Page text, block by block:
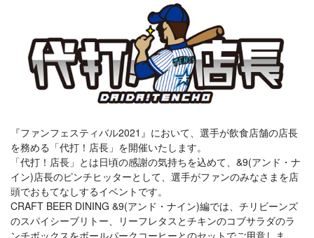
『ファンフェスティバル2021』において、選手が飲食店舗の店長
を務める「代打！店長」を開催いたします。
「代打！店長」とは日頃の感謝の気持ちを込めて、&9(アンド・ナ
イン)店長のピンチヒッターとして、選手がファンのみなさまを店
頭でおもてなしするイベントです。
CRAFT BEER DINING &9(アンド・ナイン)編では、チリビーンズ
のスパイシーブリトー、リーフレタスとチキンのコブサラダのラ
ンチボックスをボールパークコーヒーとのセットでご用意しま